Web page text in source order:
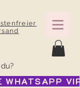
WHATSAPP